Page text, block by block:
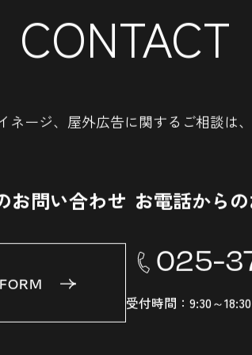
CONTACT
ージ、 屋外広告に関するご相談は、
お問い合わせ お電話から
025-
受付時間：9:30～